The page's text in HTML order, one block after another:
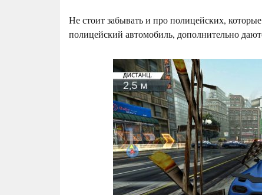
Не стоит забывать и про полицейских,
полицейский автомобиль, дополнительно